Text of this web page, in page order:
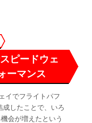
ピードウェ
ーマンス
イでフライトパフ
成したことで、いろ
会が増えたという